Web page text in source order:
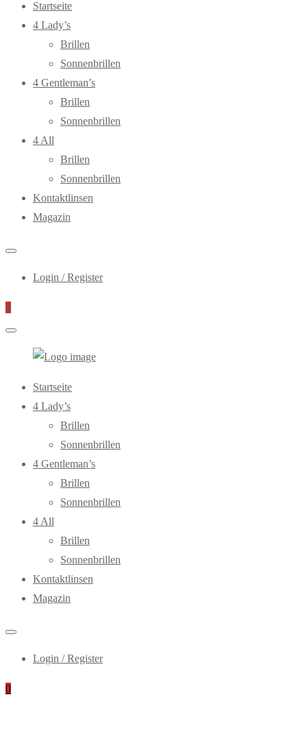
Primary
Menu
Startseite
4 Lady’s
Brillen
Sonnenbrillen
4 Gentleman’s
Brillen
Sonnenbrillen
4 All
Brillen
Sonnenbrillen
Kontaktlinsen
Magazin
Login / Register
0
Primary
Menu
Startseite
4 Lady’s
Brillen
Sonnenbrillen
4 Gentleman’s
Brillen
Sonnenbrillen
4 All
Brillen
Sonnenbrillen
Kontaktlinsen
Magazin
Login / Register
0